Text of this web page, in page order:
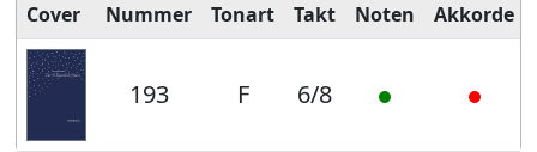
Cover
Nummer Tonart Takt Noten Akkorde
193 F 6/8